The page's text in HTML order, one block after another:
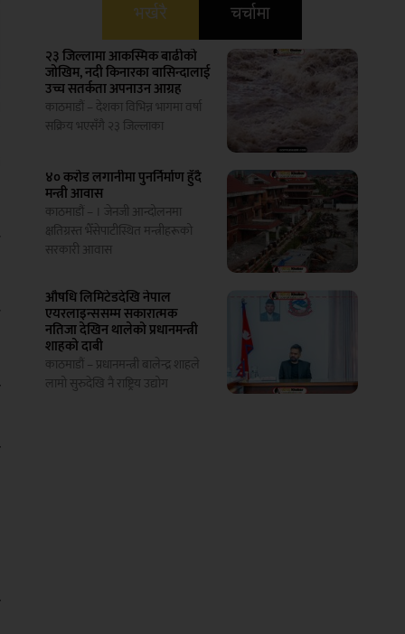
भर्खरै चर्चामा
२३ जिल्लामा आकस्मिक बाढीको
जोखिम, नदी किनारका बासिन्दालाई
उच्च सतर्कता अपनाउन आग्रह
काठमाडौं – देशका विभिन्न भागमा वर्षा
सक्रिय भएसँगै २३ जिल्लाका
४० करोड लगानीमा पुनर्निर्माण हुँदै
मन्त्री आवास
काठमाडौं – । जेनजी आन्दोलनमा
क्षतिग्रस्त भैँसेपाटीस्थित मन्त्रीहरूको
सरकारी आवास
औषधि लिमिटेडदेखि नेपाल
एयरलाइन्ससम्म सकारात्मक
नतिजा देखिन थालेको प्रधानमन्त्री
शाहको दाबी
काठमाडौं – प्रधानमन्त्री बालेन्द्र शाहले
लामो सुरुदेखि नै राष्ट्रिय उद्योग